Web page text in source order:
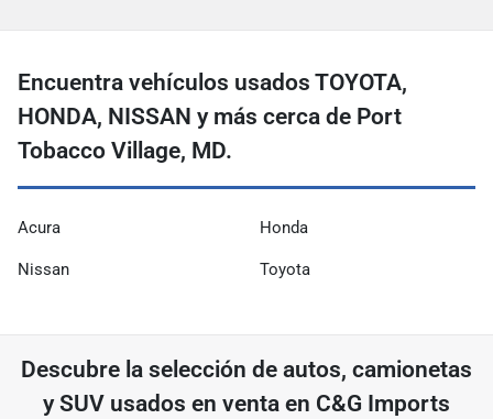
Encuentra vehículos usados ​​TOYOTA,
HONDA, NISSAN y más cerca de Port
Tobacco Village, MD.
Acura Honda
Nissan Toyota
Descubre la selección de autos, camionetas
y SUV usados ​​en venta en C&G Imports